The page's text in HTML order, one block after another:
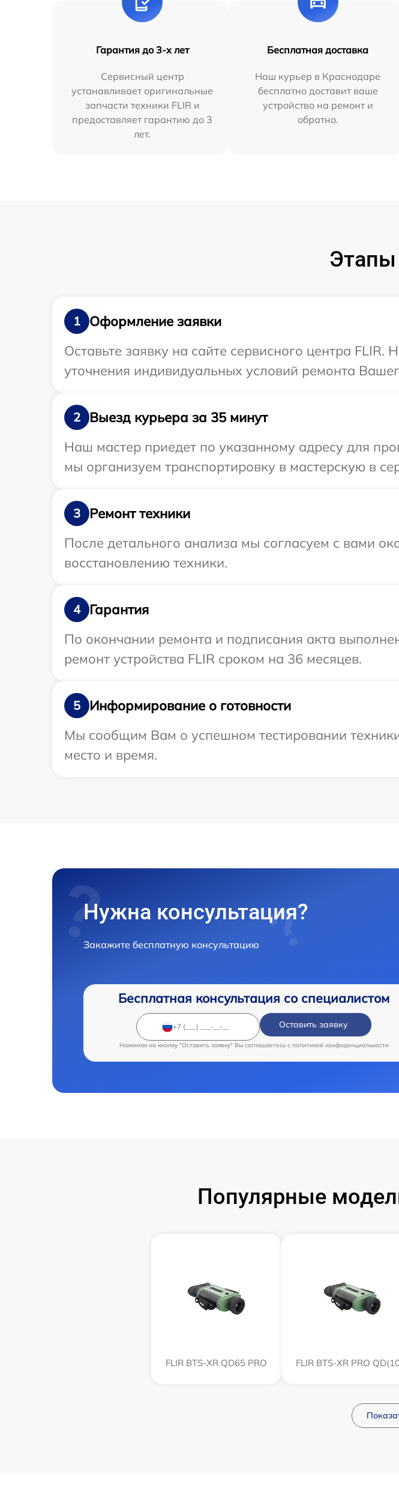
Гарантия до 3-х лет
Сервисный центр
устанавливает оригинальные
запчасти техники FLIR и
предоставляет гарантию до 3
лет.
Бесплатная доставка
Наш курьер в Краснодаре
бесплатно доставит ваше
устройство на ремонт и
обратно.
1
Оформление заявки
Оставьте заявку на сайте сервисного центра
уточнения индивидуальных условий ремонта
2
Выезд курьера за 35 минут
Наш мастер приедет по указанному адресу для
мы организуем транспортировку в мастерскую в
3
Ремонт техники
После детального анализа мы согласуем с вами
восстановлению техники.
4
Гарантия
По окончании ремонта и подписания акта
ремонт устройства FLIR сроком на 36 месяцев.
5
Информирование о готовности
Мы сообщим Вам о успешном тестировании
место и время.
Нужна консультация?
Закажите бесплатную консультацию
Бесплатная консультация со специалистом
Оставить заявку
Нажимая на кнопку "Оставить заявку" Вы соглашаетесь c политикой конфиденциальности
Популярные
FLIR BTS-XR QD65 PRO FLIR BTS-XR PRO